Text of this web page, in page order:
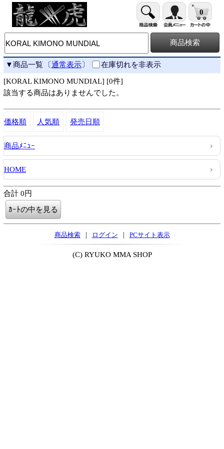
0
▼商品一覧 〔通常表示〕 在庫切れを非表示
[KORAL KIMONO MUNDIAL] [0件]
該当する商品はありませんでした。
価格順 人気順 発売日順
商品ﾒﾆｭｰ
HOME
合計 0円
商品検索 | ログイン | PCサイト表示
(C) RYUKO MMA SHOP